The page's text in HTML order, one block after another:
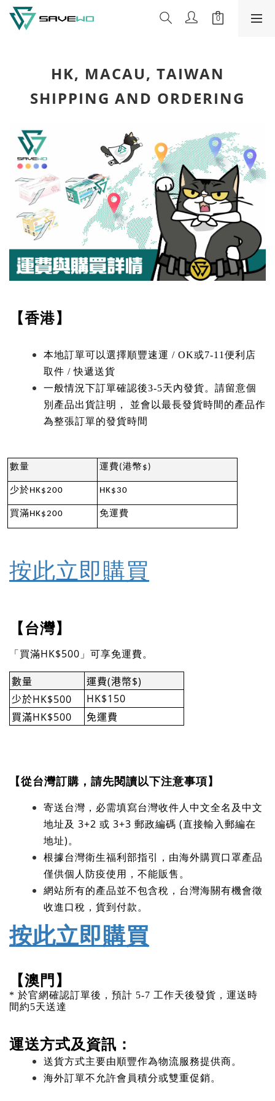
HK, MACAU, TAIWAN
SHIPPING AND ORDERING
【香港】
本地訂單可以選擇順豐速運 / OK或7-11便利店
取件 / 快遞送貨
一般情況下訂單確認後3-5天內發貨。請留意個
別產品出貨註明， 並會以最長發貨時間的產品作
為整張訂單的發貨時間
數量 運費(港幣$)
少於HK$200 HK$30
買滿HK$200 免運費
按此立即購買
【台灣】
「買滿HK$500」可享免運費。
數量 運費(港幣$)
少於HK$500 HK$150
買滿HK$500 免運費
【從台灣訂購，請先閱讀以下注意事項】
寄送台灣，必需填寫台灣收件人中文全名及中文
地址及 3+2 或 3+3 郵政編碼 (直接輸入郵編在
地址)。
根據台灣衛生福利部指引，由海外購買口罩產品
僅供個人防疫使用，不能販售。
網站所有的產品並不包含稅，台灣海關有機會徵
收進口稅，貨到付款。
按此立即購買
【澳門】
* 於官網確認訂單後，預計 5-7 工作天後發貨，運送時
間約5天送達
運送方式及資訊：
送貨方式主要由順豐作為物流服務提供商。
海外訂單不允許會員積分或雙重促銷。